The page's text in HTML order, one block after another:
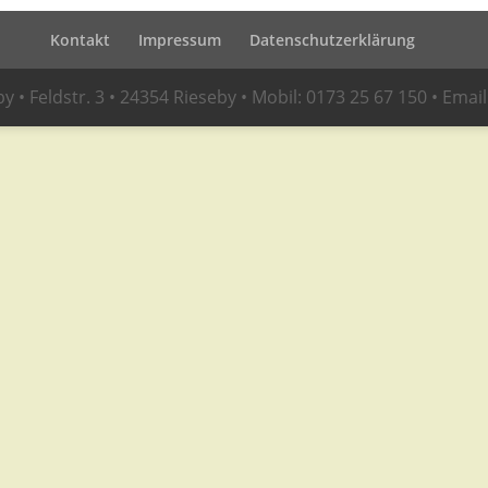
Kontakt Impressum Datenschutzerklärung
• Feldstr. 3 • 24354 Rieseby • Mobil: 0173 25 67 150 •